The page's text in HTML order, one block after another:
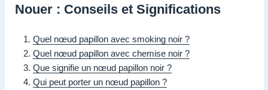
Nouer : Conseils et Significations
Quel nœud papillon avec smoking noir ?
Quel nœud papillon avec chemise noir ?
Que signifie un nœud papillon noir ?
Qui peut porter un nœud papillon ?